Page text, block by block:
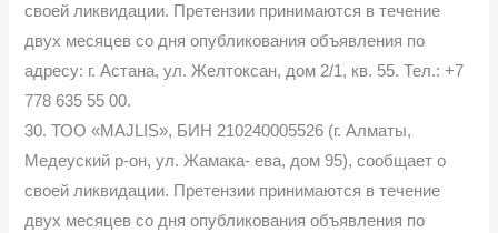
своей ликвидации. Претензии принимаются в течение
двух месяцев со дня опубликования объявления по
адресу: г. Астана, ул. Желтоксан, дом 2/1, кв. 55. Тел.: +7
778 635 55 00.
30. ТОО «MAJLIS», БИН 210240005526 (г. Алматы,
Медеуский р-он, ул. Жамака- ева, дом 95), сообщает о
своей ликвидации. Претензии принимаются в течение
двух месяцев со дня опубликования объявления по